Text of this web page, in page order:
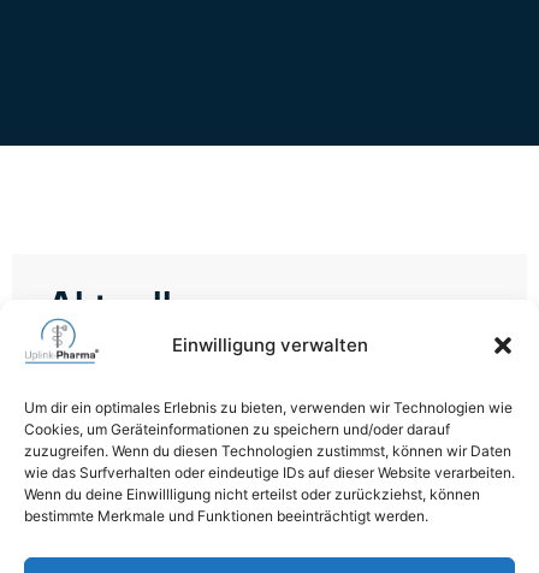
Einwilligung verwalten
Um dir ein optimales Erlebnis zu bieten, verwenden wir Technologien wie
Cookies, um Geräteinformationen zu speichern und/oder darauf
zuzugreifen. Wenn du diesen Technologien zustimmst, können wir Daten
wie das Surfverhalten oder eindeutige IDs auf dieser Website verarbeiten.
Wenn du deine Einwillligung nicht erteilst oder zurückziehst, können
bestimmte Merkmale und Funktionen beeinträchtigt werden.
Aktuelles
Neues von Uplink Aktuelles
WEITERLESEN
19. Oktober 2025